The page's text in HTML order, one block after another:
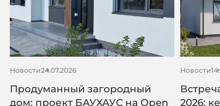
Новости24.07.2026
Продуманный загородный
дом: проект БАУХАУС на Open
Новости
2026: